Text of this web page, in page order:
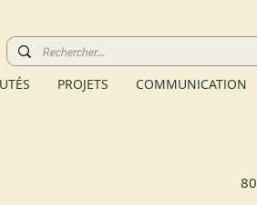
PROJETS COMMUNICATION
80